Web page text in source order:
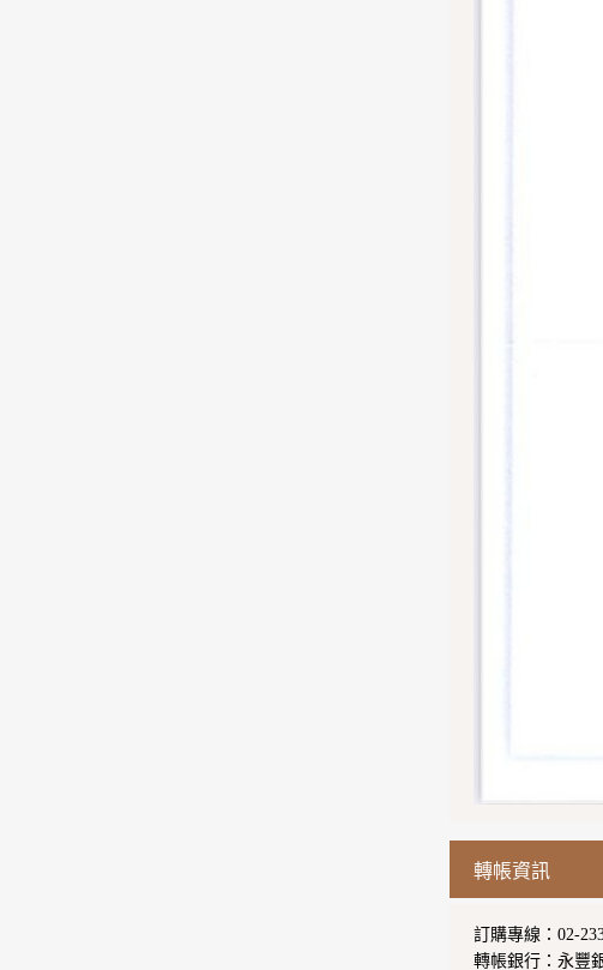
轉帳資訊
訂購專線：02-
轉帳銀行：永豐